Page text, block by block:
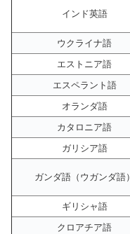
インド英語
ウクライナ語
エストニア語
エスペラント語
オランダ語
カタロニア語
ガリシア語
ガンダ語（ウガンダ語）
ギリシャ語
クロアチア語